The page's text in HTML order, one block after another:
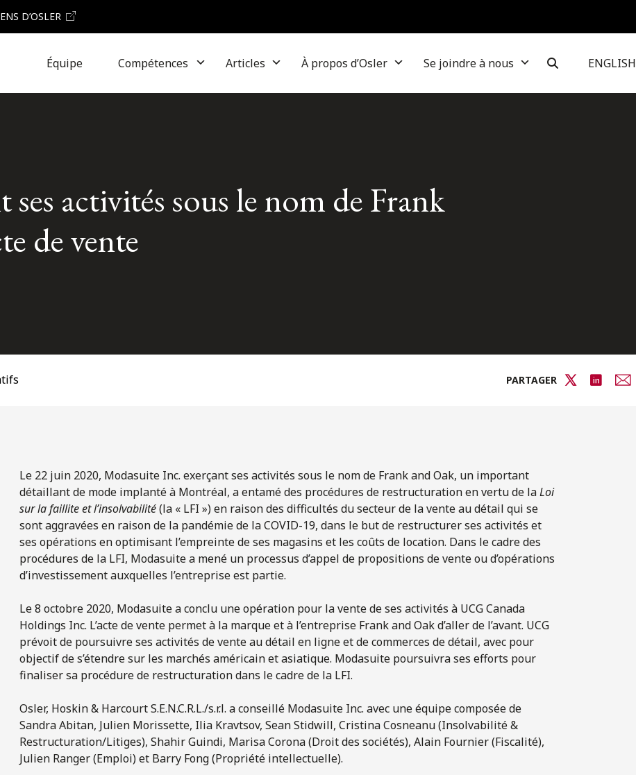
D’OSLER
Équipe Compétences Articles À propos d’Osler Se joindre à nous ENGLISH
activités sous le nom de Frank
de vente
PARTAGER
Le 22 juin 2020, Modasuite Inc. exerçant ses activités sous le nom de Frank and Oak, un important
détaillant de mode implanté à Montréal, a entamé des procédures de restructuration en vertu de laLoi
sur la faillite et l’insolvabilité(la « LFI ») en raison des difficultés du secteur de la vente au détail qui se
sont aggravées en raison de la pandémie de la COVID-19, dans le but de restructurer ses activités et
ses opérations en optimisant l’empreinte de ses magasins et les coûts de location. Dans le cadre des
procédures de la LFI, Modasuite a mené un processus d’appel de propositions de vente ou d’opérations
d’investissement auxquelles l’entreprise est partie.
Le 8 octobre 2020, Modasuite a conclu une opération pour la vente de ses activités à UCG Canada
Holdings Inc. L’acte de vente permet à la marque et à l’entreprise Frank and Oak d’aller de l’avant. UCG
prévoit de poursuivre ses activités de vente au détail en ligne et de commerces de détail, avec pour
objectif de s’étendre sur les marchés américain et asiatique. Modasuite poursuivra ses efforts pour
finaliser sa procédure de restructuration dans le cadre de la LFI.
Osler, Hoskin & Harcourt S.E.N.C.R.L./s.r.l. a conseillé Modasuite Inc. avec une équipe composée de
Sandra Abitan, Julien Morissette, Ilia Kravtsov, Sean Stidwill, Cristina Cosneanu (Insolvabilité &
Restructuration/Litiges), Shahir Guindi, Marisa Corona (Droit des sociétés), Alain Fournier (Fiscalité),
Julien Ranger (Emploi) et Barry Fong (Propriété intellectuelle).